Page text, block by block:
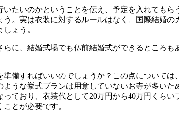
たいのかということを伝え、予定を入れても
。実は衣装に対するルールはなく、国際結婚
ょう。
に、結婚式場でも仏前結婚式ができるところ
備すればいいのでしょうか？この点については
うな挙式プランは用意していないお寺が多い
ており、衣装代として20万円から40万円くらい
とが必要です。